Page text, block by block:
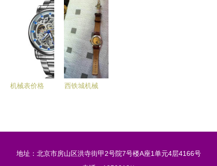
的精密艺术
未来感与机
械之美的一
次猛烈碰撞
机械表价格
商品比价指
西铁城机械
地址：北京市房山区洪寺街甲2号院7号楼A座1单元4层4166号